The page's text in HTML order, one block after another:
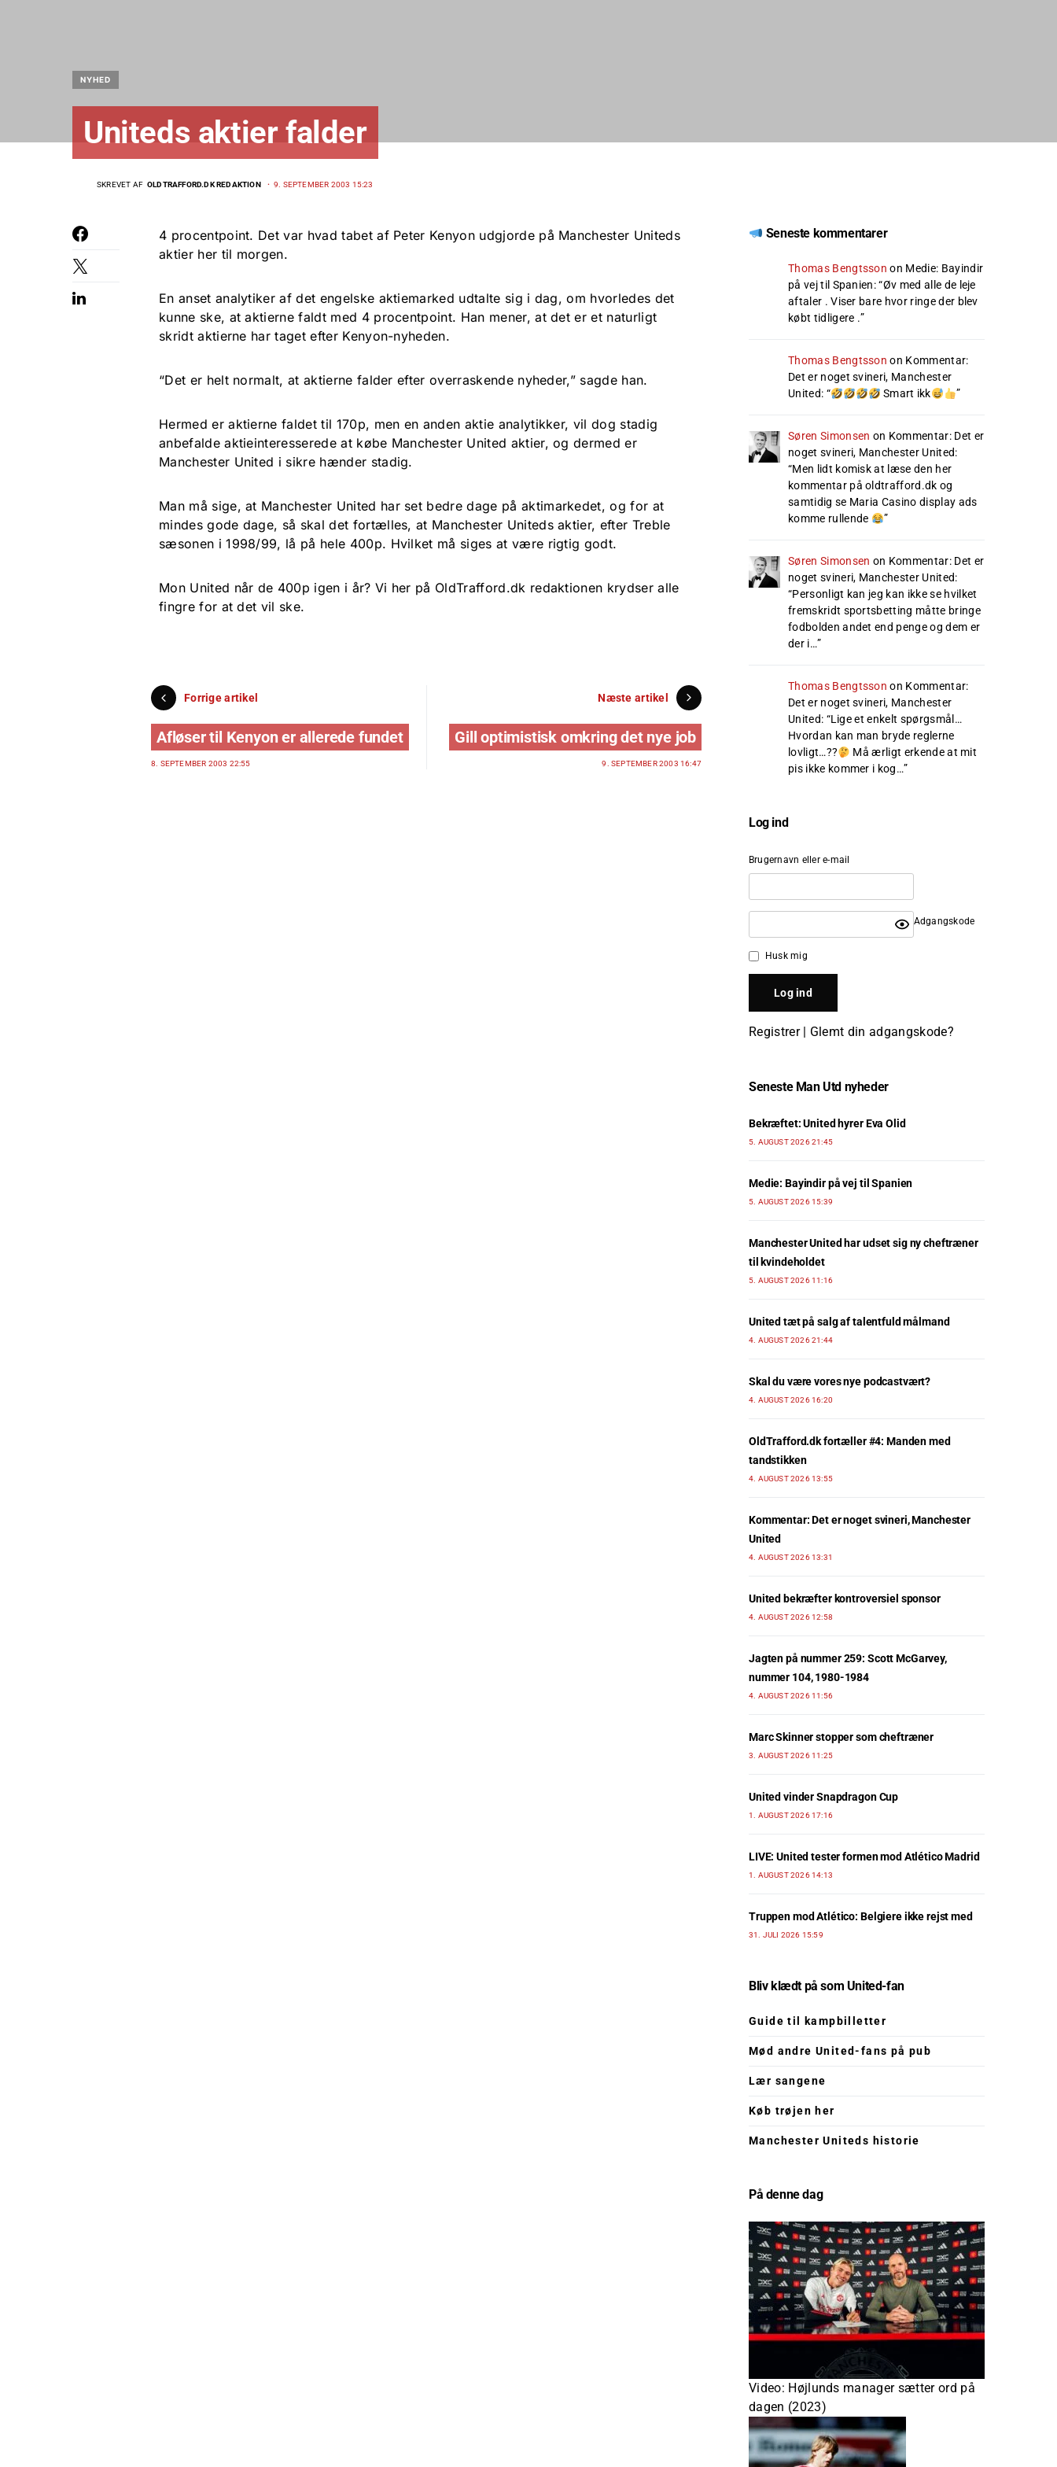
NYHED
Uniteds aktier falder
SKREVET AF OLDTRAFFORD.DK REDAKTION 9. SEPTEMBER 2003 15:23
4 procentpoint. Det var hvad tabet af Peter Kenyon udgjorde på Manchester Uniteds
aktier her til morgen.
En anset analytiker af det engelske aktiemarked udtalte sig i dag, om hvorledes det
kunne ske, at aktierne faldt med 4 procentpoint. Han mener, at det er et naturligt
skridt aktierne har taget efter Kenyon-nyheden.
“Det er helt normalt, at aktierne falder efter overraskende nyheder,” sagde han.
Hermed er aktierne faldet til 170p, men en anden aktie analytikker, vil dog stadig
anbefalde aktieinteresserede at købe Manchester United aktier, og dermed er
Manchester United i sikre hænder stadig.
Man må sige, at Manchester United har set bedre dage på aktimarkedet, og for at
mindes gode dage, så skal det fortælles, at Manchester Uniteds aktier, efter Treble
sæsonen i 1998/99, lå på hele 400p. Hvilket må siges at være rigtig godt.
Mon United når de 400p igen i år? Vi her på OldTrafford.dk redaktionen krydser alle
fingre for at det vil ske.
Forrige artikel
Afløser til Kenyon er allerede fundet
8. SEPTEMBER 2003 22:55
Næste artikel
Gill optimistisk omkring det nye job
9. SEPTEMBER 2003 16:47
Seneste kommentarer
Thomas Bengtsson on Medie: Bayindir
på vej til Spanien: “Øv med alle de leje
aftaler . Viser bare hvor ringe der blev
købt tidligere .”
Thomas Bengtsson on Kommentar:
Det er noget svineri, Manchester
United: “ Smart ikk ”
Søren Simonsen on Kommentar: Det er
noget svineri, Manchester United:
“Men lidt komisk at læse den her
kommentar på oldtrafford.dk og
samtidig se Maria Casino display ads
komme rullende
”
Søren Simonsen on Kommentar: Det er
noget svineri, Manchester United:
“Personligt kan jeg kan ikke se hvilket
fremskridt sportsbetting måtte bringe
fodbolden andet end penge og dem er
der i…”
Thomas Bengtsson on Kommentar:
Det er noget svineri, Manchester
United: “Lige et enkelt spørgsmål…
Hvordan kan man bryde reglerne
lovligt…??
Må ærligt erkende at mit
pis ikke kommer i kog…”
Log ind
Brugernavn eller e-mail
Adgangskode
Husk mig
Registrer| Glemt din adgangskode?
Seneste Man Utd nyheder
Bekræftet: United hyrer Eva Olid
5. AUGUST 2026 21:45
Medie: Bayindir på vej til Spanien
5. AUGUST 2026 15:39
Manchester United har udset sig ny cheftræner
til kvindeholdet
5. AUGUST 2026 11:16
United tæt på salg af talentfuld målmand
4. AUGUST 2026 21:44
Skal du være vores nye podcastvært?
4. AUGUST 2026 16:20
OldTrafford.dk fortæller #4: Manden med
tandstikken
4. AUGUST 2026 13:55
Kommentar: Det er noget svineri, Manchester
United
4. AUGUST 2026 13:31
United bekræfter kontroversiel sponsor
4. AUGUST 2026 12:58
Jagten på nummer 259: Scott McGarvey,
nummer 104, 1980-1984
4. AUGUST 2026 11:56
Marc Skinner stopper som cheftræner
3. AUGUST 2026 11:25
United vinder Snapdragon Cup
1. AUGUST 2026 17:16
LIVE: United tester formen mod Atlético Madrid
1. AUGUST 2026 14:13
Truppen mod Atlético: Belgiere ikke rejst med
31. JULI 2026 15:59
Bliv klædt på som United-fan
Guide til kampbilletter
Mød andre United-fans på pub
Lær sangene
Køb trøjen her
Manchester Uniteds historie
På denne dag
Video: Højlunds manager sætter ord på
dagen (2023)